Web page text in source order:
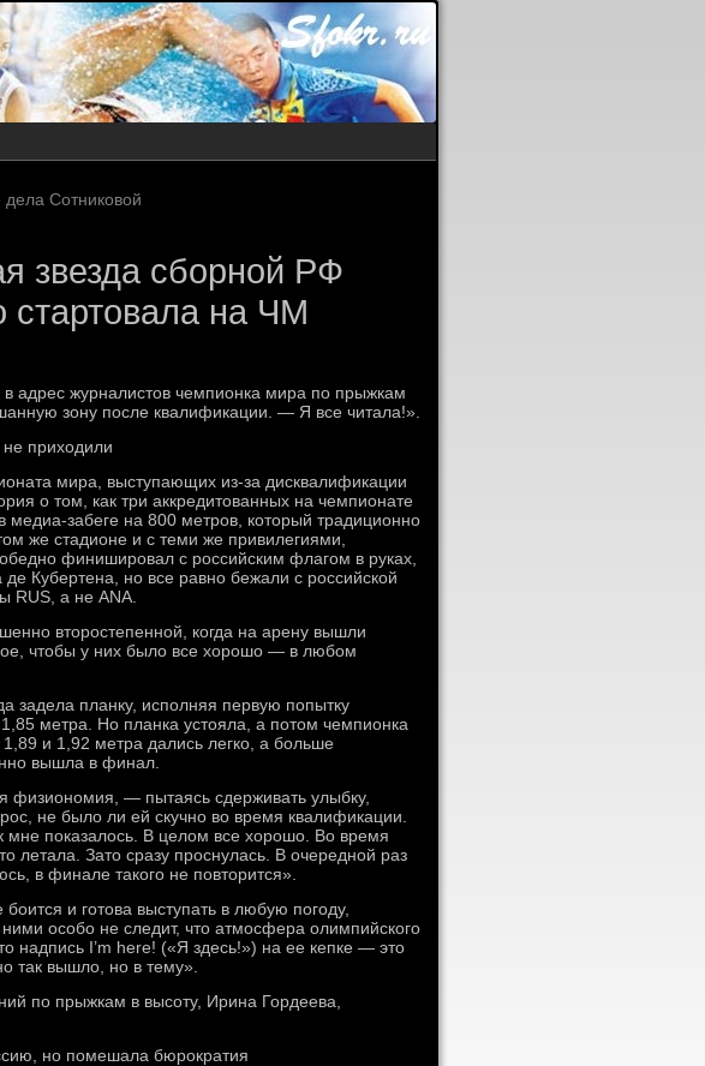
Сотниковой
звезда сборной РФ
стартовала на ЧМ
адрес журналистов чемпионка мира по прыжкам
зону после квалификации. — Я все читала!».
приходили
мира, выступающих из-за дисквалификации
о том, как три аккредитованных на чемпионате
медиа-забеге на 800 метров, который традиционно
же стадионе и с теми же привилегиями,
финишировал с российским флагом в руках,
Кубертена, но все равно бежали с российской
RUS, а не ANA.
второстепенной, когда на арену вышли
чтобы у них было все хорошо — в любом
задела планку, исполняя первую попытку
метра. Но планка устояла, а потом чемпионка
и 1,92 метра дались легко, а больше
вышла в финал.
физиономия, — пытаясь сдерживать улыбку,
не было ли ей скучно во время квалификации.
показалось. В целом все хорошо. Во время
летала. Зато сразу проснулась. В очередной раз
в финале такого не повторится».
и готова выступать в любую погоду,
особо не следит, что атмосфера олимпийского
надпись I’m here! («Я здесь!») на ее кепке — это
так вышло, но в тему».
по прыжкам в высоту, Ирина Гордеева,
но помешала бюрократия